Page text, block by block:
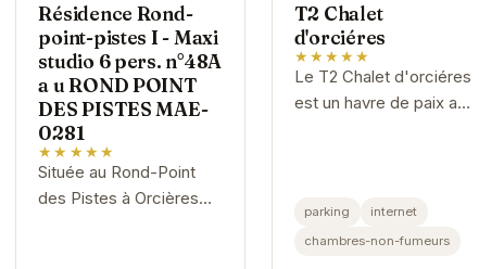
Résidence Rond-
point-pistes I - Maxi
studio 6 pers. n°48A
a u ROND POINT
DES PISTES MAE-
0281
★★★★★
Située au Rond-Point
des Pistes à Orcières
T2 Chalet
d'orciéres
★★★★★
Le T2 Chalet d'orciéres
est un havre de paix au
équipements modernes,
il offre un séjour...
parking
internet
chambres-non-fumeurs